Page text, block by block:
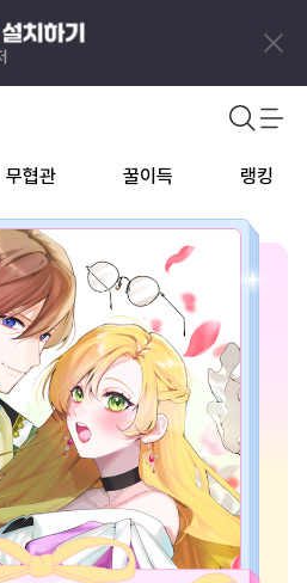
무협관 꿀이득 랭킹